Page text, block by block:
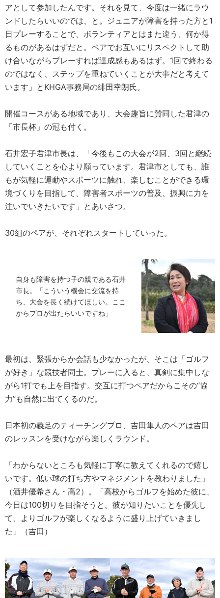
アとして参加したんです。それを見て、今度は一緒にラウ
ンドしたらいいのでは、と。ジュニアが障害を持った方と1
日プレーすることで、ボランティアとはまた違う、何か得
るものがあるはずだと。ペアでお互いにリスペクトして助
け合いながらプレーすれば達成感もあるはず。1回で終わる
のではなく、ステップを重ねていくことが大事だと考えて
います」とKHGA事務局の緋田幸朗氏。
開催コースがある地域であり、大会趣旨に賛同した君津の
「市長杯」の冠も付く。
石井宏子君津市長は、「今後もこの大会が2回、3回と継続
していくことを心より願っています。君津市としても、誰
もが気軽に運動やスポーツに触れ、楽しむことができる環
境づくりを目指して、障害者スポーツの普及、振興に力を
注いでいきたいです」とあいさつ。
30組のペアが、それぞれスタートしていった。
自身も障害を持つ子の親である石井
市長。「こういう機会に交流を持
ち、大会を長く続けてほしい。ここ
からプロが出たらいいですね」
最初は、緊張からか会話も少なかったが、そこは「ゴルフ
が好き」な競技者同士。プレーに入ると、真剣に集中しな
がら1打でも上を目指す。交互に打つペアだからこその“協
力”も自然に出てくるのだ。
日本初の義足のティーチングプロ、吉田隼人のペアは吉田
のレッスンを受けながら楽しくラウンド。
「わからないところも気軽に丁寧に教えてくれるので嬉し
いです。低い球の打ち方やマネジメントを教わりました」
（酒井優希さん・高2）。「高校からゴルフを始めた彼に、
今日は100切りを目指そうと。彼が知りたいことを優先し
て、よりゴルフが楽しくなるように盛り上げていきまし
た」（吉田）